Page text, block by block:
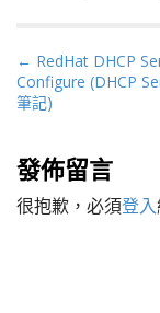
P
o
s
n
a
v
← RedHat DHCP
Configure (DHCP
筆記)
發佈留言
很抱歉，必須登入